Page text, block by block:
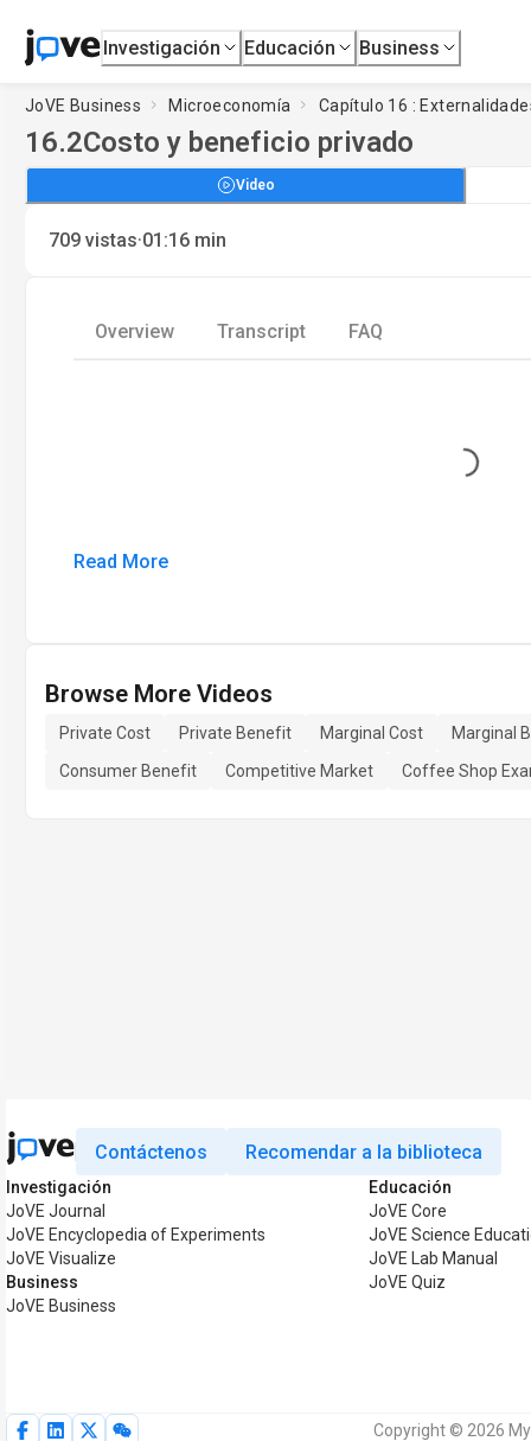
Investigación Educación Business
JoVE Business Microeconomía Capítulo 16 :
16.2Costo y beneficio privado
Video
709 vistas·01:16 min
Overview Transcript FAQ
Loading...
Read More
Browse More Videos
Private Cost Private Benefit Marginal Cost
Marginal
Consumer Benefit
Competitive Market Coffee Shop
Contáctenos Recomendar a la biblioteca
Investigación
JoVE Journal
JoVE Encyclopedia of Experiments
JoVE Visualize
Business
JoVE Business
Educación
JoVE Core
JoVE Science
JoVE Lab Manual
JoVE Quiz
Copyright © 2026